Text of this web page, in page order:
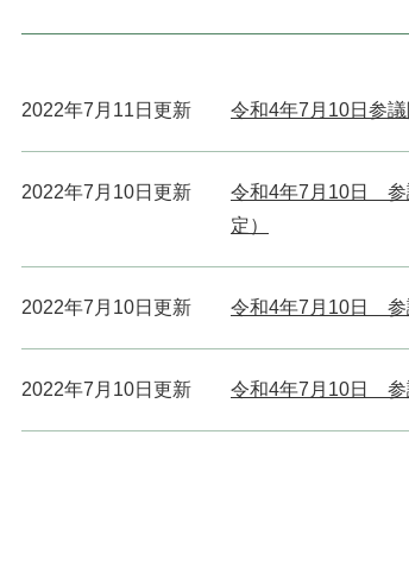
2022年7月11日更新 令和4年7月10日参
2022年7月10日更新
令和4年7月10日 参
定）
2022年7月10日更新 令和4年7月10日 参
2022年7月10日更新 令和4年7月10日 参